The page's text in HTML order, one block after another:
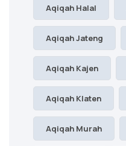
Aqiqah Halal
Aqiqah Jateng
Aqiqah Kajen
Aqiqah Klaten
Aqiqah Murah